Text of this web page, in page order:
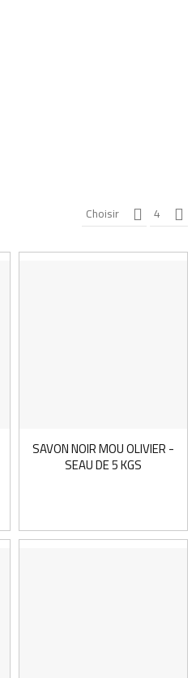
Choisir 4
SAVON NOIR MOU OLIVIER -
SEAU DE 5 KGS